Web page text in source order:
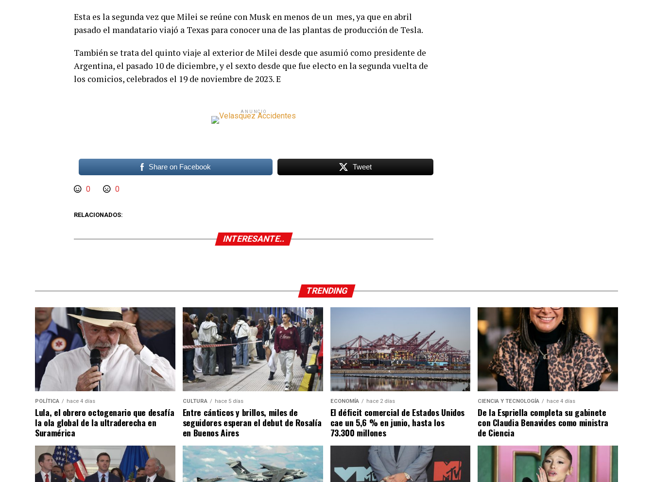
Esta es la segunda vez que Milei se reúne con Musk en menos de un mes, ya que en abril
pasado el mandatario viajó a Texas para conocer una de las plantas de producción de Tesla.
También se trata del quinto viaje al exterior de Milei desde que asumió como presidente de
Argentina, el pasado 10 de diciembre, y el sexto desde que fue electo en la segunda vuelta de
los comicios, celebrados el 19 de noviembre de 2023. E
ANUNCIO
Share on Facebook Tweet
0 0
RELACIONADOS:
INTERESANTE..
TRENDING
POLÍTICA hace 4 días
Lula, el obrero octogenario que desafía
la ola global de la ultraderecha en
Suramérica
CULTURA hace 5 días
Entre cánticos y brillos, miles de
seguidores esperan el debut de Rosalía
en Buenos Aires
ECONOMÍA hace 2 días
El déficit comercial de Estados Unidos
cae un 5,6 % en junio, hasta los
73.300 millones
CIENCIA Y TECNOLOGÍA hace 4 días
De la Espriella completa su gabinete
con Claudia Benavides como ministra
de Ciencia